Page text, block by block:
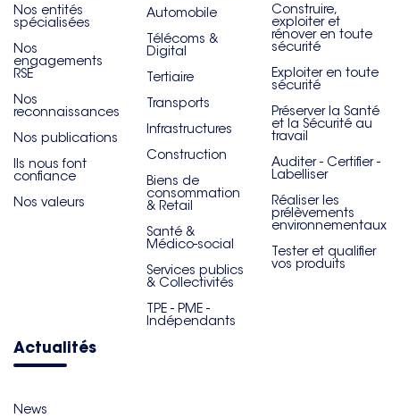
Nos entités
spécialisées
Nos
engagements
RSE
Nos
reconnaissances
Nos publications
Ils nous font
confiance
Nos valeurs
Automobile
Télécoms &
Digital
Tertiaire
Transports
Infrastructures
Construction
Biens de
consommation
& Retail
Santé &
Médico-social
Services publics
& Collectivités
TPE - PME -
Indépendants
Construire,
exploiter et
rénover en toute
sécurité
Exploiter en toute
sécurité
Préserver la Santé
et la Sécurité au
travail
Auditer - Certifier -
Labelliser
Réaliser les
prélèvements
environnementaux
Tester et qualifier
vos produits
Actualités
News